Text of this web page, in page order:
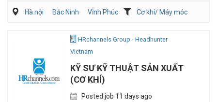
Hà nội Bắc Ninh Vĩnh Phúc
Cơ khí/ Máy móc
HRchannels Group - Headhunter
Vietnam
KỸ SƯ KỸ THUẬT SẢN XUẤT
(CƠ KHÍ)
Posted job 11 days ago